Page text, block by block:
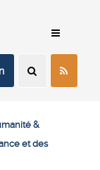
&
et des